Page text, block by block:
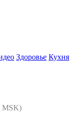
Здоровье Кухня
MSK)